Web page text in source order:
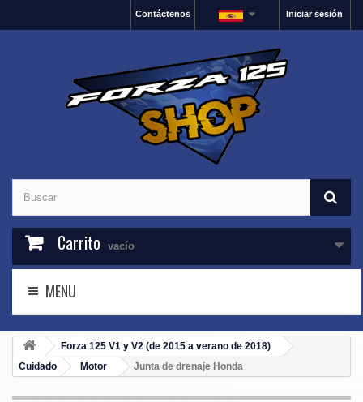
Iniciar sesión
Contáctenos
Carrito vacío
MENU
Forza 125 V1 y V2 (de 2015 a verano de 2018)
Cuidado
Motor Junta de drenaje Honda